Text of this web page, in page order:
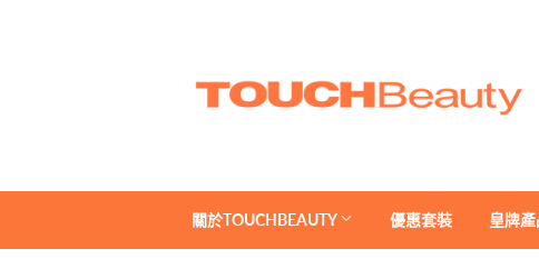
關於TOUCHBEAUTY 優惠套裝 皇牌產